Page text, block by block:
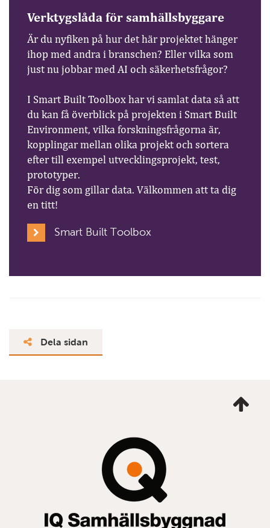
Verktygslåda för samhällsbyggare
Är du nyfiken på hur det här projektet hänger
ihop med andra i branschen? Eller vilka som
just nu jobbar med AI och säkerhetsfrågor?
I Smart Built Toolbox har vi samlat data så att
du kan få överblick på projekten i Smart Built
Environment, vilka forskningsfrågorna är,
kopplingar mellan olika projekt och sortera
efter till exempel utvecklingsprojekt, test,
prototyper.
För dig som gillar data. Välkommen att ta dig
en titt!
Smart Built Toolbox
Dela sidan
mig